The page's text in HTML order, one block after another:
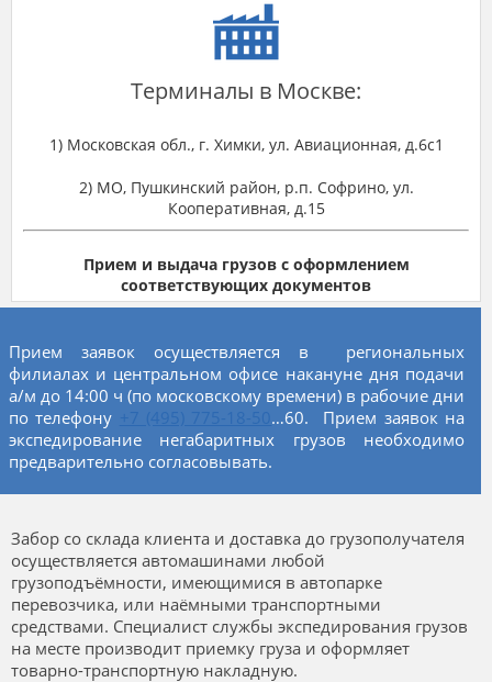
Терминалы в Москве:
1) Московская обл., г. Химки, ул. Авиационная, д.6с1
2) МО, Пушкинский район, р.п. Софрино, ул.
Кооперативная, д.15
Прием и выдача грузов с оформлением
соответствующих документов
Прием заявок осуществляется в региональных
филиалах и центральном офисе накануне дня подачи
а/м до 14:00 ч (по московскому времени) в рабочие дни
по телефону
+7 (495) 775-18-50 …60. Прием заявок на
экспедирование негабаритных грузов необходимо
предварительно согласовывать.
Забор со склада клиента и доставка до грузополучателя
осуществляется автомашинами любой
грузоподъёмности, имеющимися в автопарке
перевозчика, или наёмными транспортными
средствами. Специалист службы экспедирования грузов
на месте производит приемку груза и оформляет
товарно-транспортную накладную.